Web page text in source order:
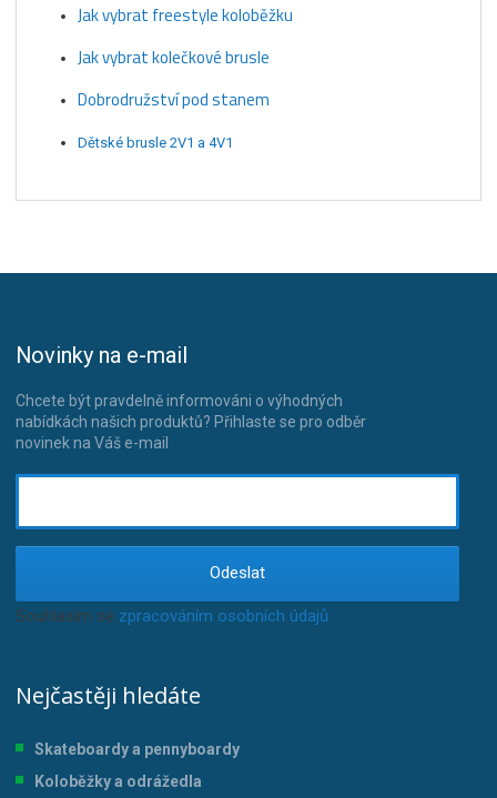
Jak vybrat freestyle koloběžku
Jak vybrat kolečkové brusle
Dobrodružství pod stanem
Dětské brusle 2V1 a 4V1
Novinky na e-mail
Chcete být pravdelně informováni o výhodných
nabídkách našich produktů? Přihlaste se pro odběr
novinek na Váš e-mail
Odeslat
Souhlasím se zpracováním osobních údajů.
Nejčastěji hledáte
Skateboardy a pennyboardy
Koloběžky a odrážedla